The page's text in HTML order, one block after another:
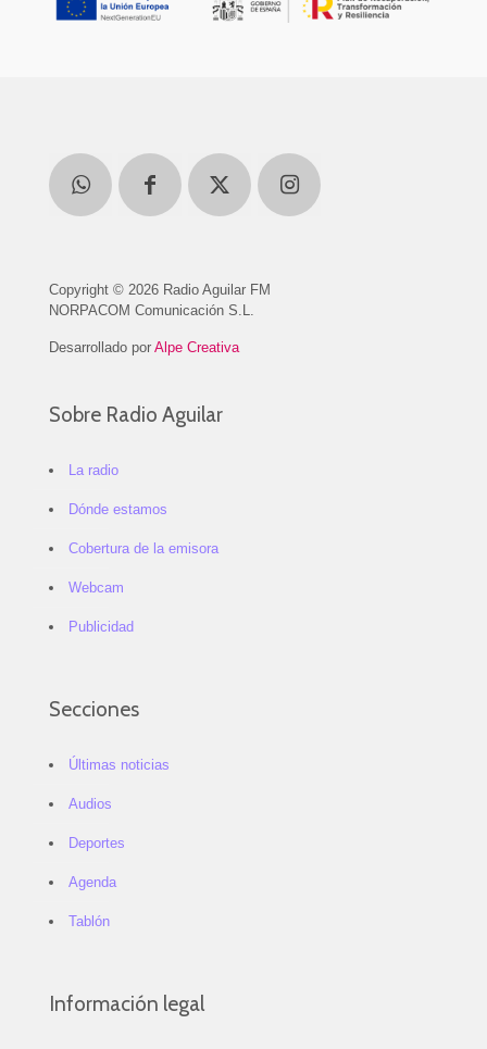
Copyright © 2026 Radio Aguilar FM
NORPACOM Comunicación S.L.
Desarrollado por Alpe Creativa
Sobre Radio Aguilar
La radio
Dónde estamos
Cobertura de la emisora
Webcam
Publicidad
Secciones
Últimas noticias
Audios
Deportes
Agenda
Tablón
Información legal